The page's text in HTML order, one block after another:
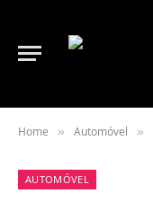
Home » Automóvel »
AUTOMÓVEL